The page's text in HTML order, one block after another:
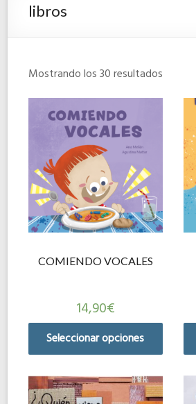
libros
Mostrando los 30 resultados
COMIENDO VOCALES
14,90€
Seleccionar opciones